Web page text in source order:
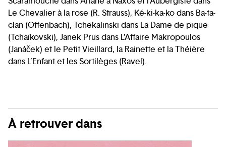
Le Chevalier à la rose (R. Strauss), Ké-ki-ka-ko dans Ba-ta-
clan (Offenbach), Tchekalinski dans La Dame de pique
(Tchaïkovski), Janek Prus dans L’Affaire Makropoulos
(Janáček) et le Petit Vieillard, la Rainette et la Théière
dans L’Enfant et les Sortilèges (Ravel).
À retrouver dans